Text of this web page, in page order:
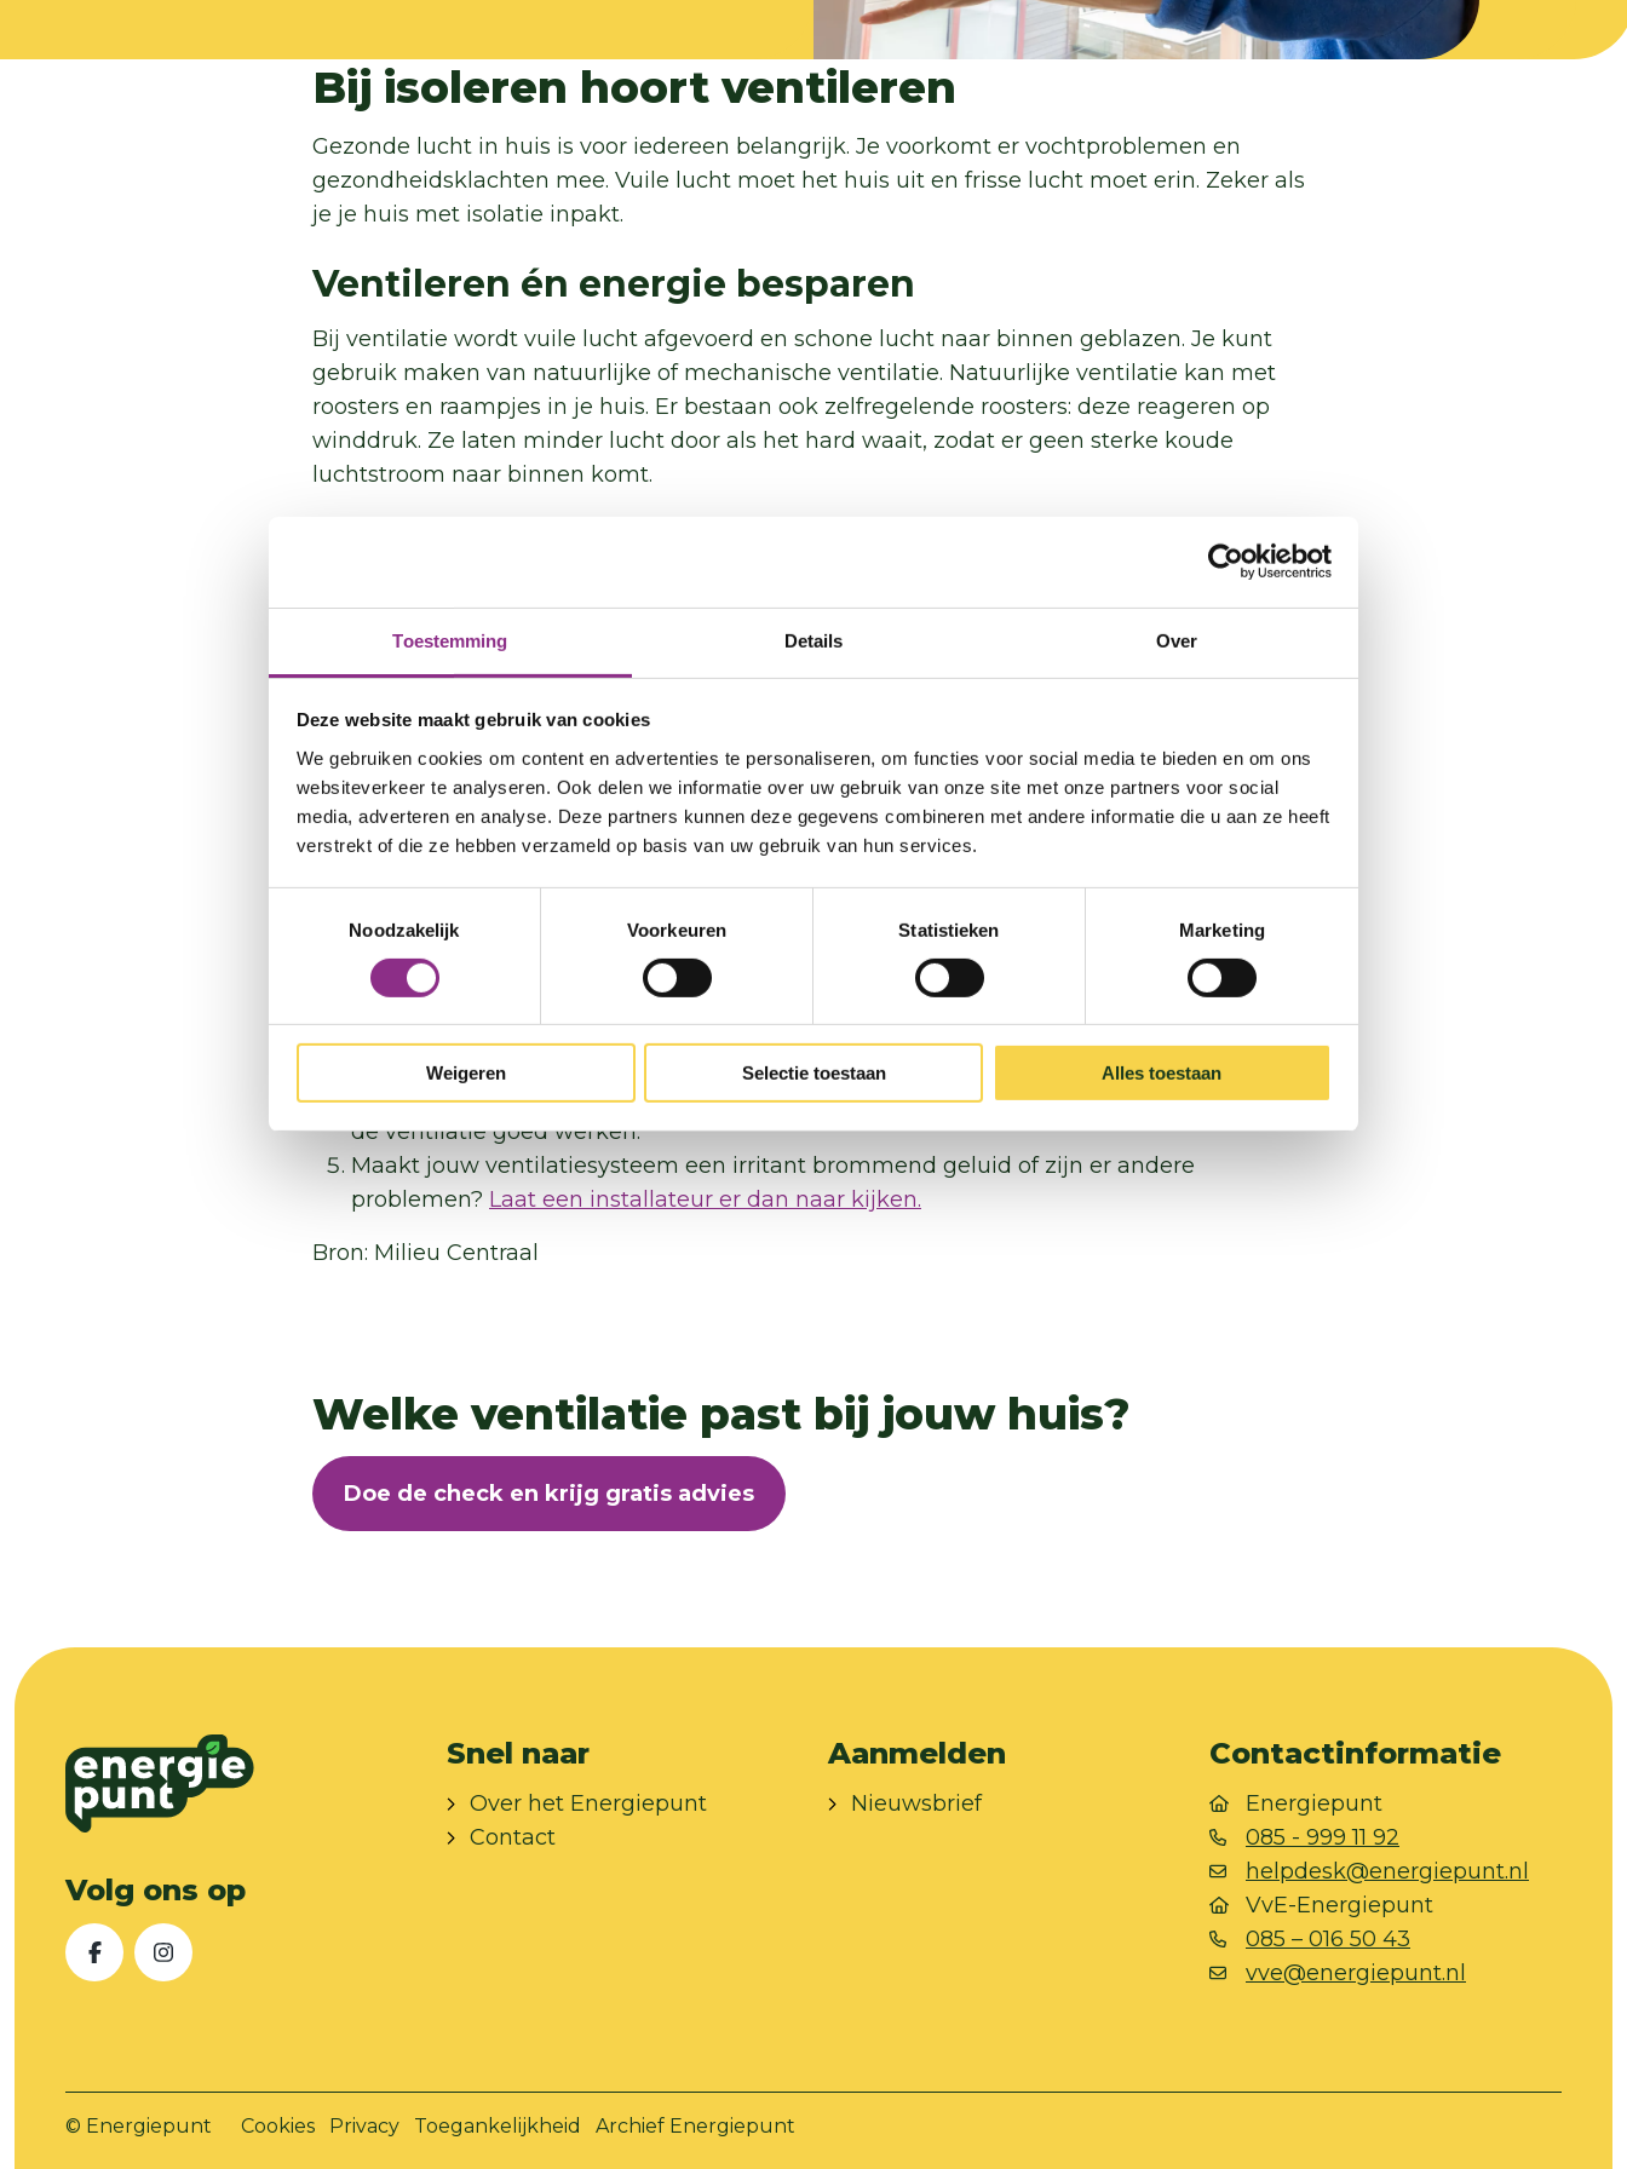
Toestemming Details Over
Deze website maakt gebruik van cookies
We gebruiken cookies om content en advertenties te personaliseren, om functies voor social media te bieden en om ons
websiteverkeer te analyseren. Ook delen we informatie over uw gebruik van onze site met onze partners voor social
media, adverteren en analyse. Deze partners kunnen deze gegevens combineren met andere informatie die u aan ze heeft
verstrekt of die ze hebben verzameld op basis van uw gebruik van hun services.
Noodzakelijk
Voorkeuren Statistieken Marketing
Weigeren Selectie toestaan Alles toestaan
Bij isoleren hoort ventileren
Gezonde lucht in huis is voor iedereen belangrijk. Je voorkomt er vochtproblemen en
gezondheidsklachten mee. Vuile lucht moet het huis uit en frisse lucht moet erin. Zeker als
je je huis met isolatie inpakt.
Ventileren én energie besparen
Bij ventilatie wordt vuile lucht afgevoerd en schone lucht naar binnen geblazen. Je kunt
gebruik maken van natuurlijke of mechanische ventilatie. Natuurlijke ventilatie kan met
roosters en raampjes in je huis. Er bestaan ook zelfregelende roosters: deze reageren op
winddruk. Ze laten minder lucht door als het hard waait, zodat er geen sterke koude
luchtstroom naar binnen komt.
Ongeveer 3 op de 10 huizen heeft een mechanisch ventilatiesysteem. Als je niet zo’n
warmteterugwinning. Hiermee kun je de belangrijkste ruimte, de woonkamer, goed
ventileren. Deze unit gebruikt de warmte van de afgevoerde lucht om verse lucht op te
warmen. Zo bespaar je gelijk ook energie!
Je kunt de ventilatie ook uitbreiden met sensoren die CO2 en/of vocht meten. Zijn er meer
mensen in huis? Dan komt er meer CO2 in de lucht. De sensor meet dit en laat de
ventilatie harder werken.
Zorg dat er altijd lucht van buiten naar binnen kan. Gebruik roosters of zet ramen op
een kier.
Zorg voor goede luchtcirculatie in je huis: houd minstens 1,5 centimeter tussen de
binnendeur en de drempel en plaats ventilatieroosters.
Zet je mechanische ventilatie nooit uit.
Maak je ventilatietoestel regelmatig schoon en vervang de filters 1 keer per jaar. Zo blijft
de ventilatie goed werken.
Maakt jouw ventilatiesysteem een irritant brommend geluid of zijn er andere
problemen? Laat een installateur er dan naar kijken.
Bron: Milieu Centraal
Welke ventilatie past bij jouw huis?
Doe de check en krijg gratis advies
Volg ons op
FacebookInstagram
Snel naar
Over het Energiepunt
Contact
Aanmelden
Nieuwsbrief
Contactinformatie
Energiepunt
085 - 999 11 92
helpdesk@energiepunt.nl
VvE-Energiepunt
085 – 016 50 43
vve@energiepunt.nl
© Energiepunt Cookies Privacy Toegankelijkheid Archief Energiepunt